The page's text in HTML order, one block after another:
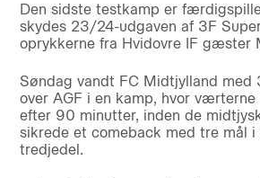
Den sidste testkamp er
skydes 23/24-udgaven af 3F
oprykkerne fra Hvidovre IF gæster
Søndag vandt FC Midtjylland med
over AGF i en kamp, hvor
efter 90 minutter, inden de
sikrede et comeback med tre mål
tredjedel.